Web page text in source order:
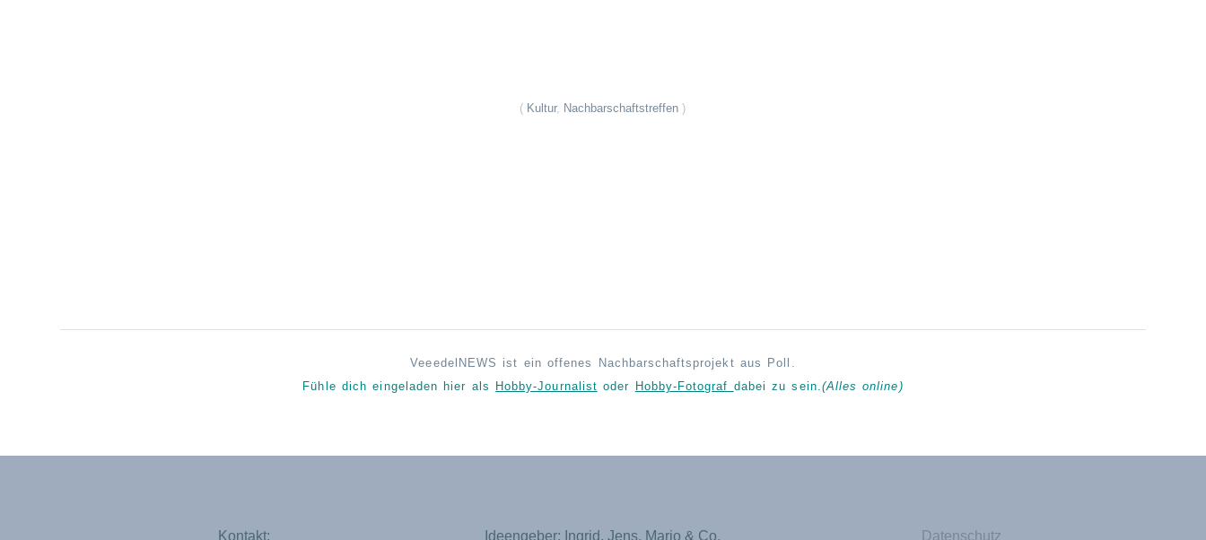
( Kultur, Nachbarschaftstreffen )
VeeedelNEWS ist ein offenes Nachbarschaftsprojekt aus Poll.
Fühle dich eingeladen hier als
Hobby-Journalist oder Hobby-Fotograf dabei zu sein. (Alles online)
Kontakt: Ideengeber: Ingrid, Jens, Mario & Co. Datenschutz